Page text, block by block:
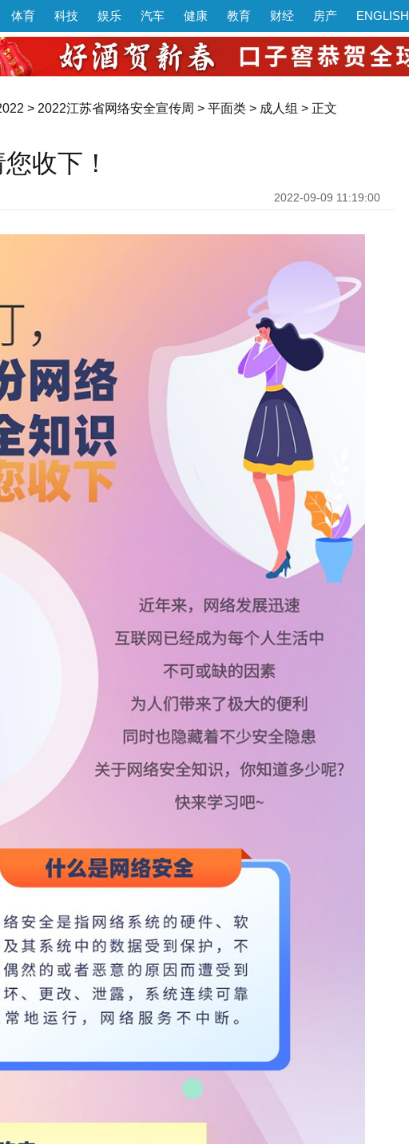
体育 科技 娱乐 汽车 健康 教育 财经 房产 ENGLISH
> 2022江苏省网络安全宣传周 > 平面类 > 成人组 > 正文
收下！
2022-09-09 11:19:00